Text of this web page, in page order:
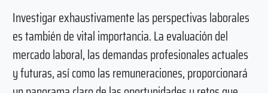
Investigar exhaustivamente las perspectivas laborales
es también de vital importancia. La evaluación del
mercado laboral, las demandas profesionales actuales
y futuras, así como las remuneraciones, proporcionará